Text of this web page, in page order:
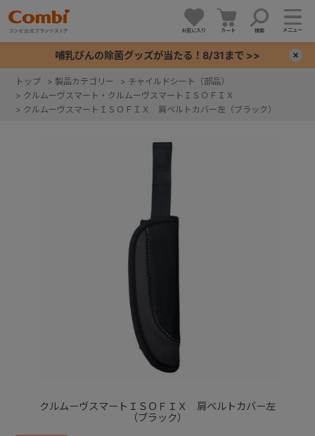
お気に入り カート 検索 メニュー
哺乳びんの除菌グッズが当たる！8/31まで >>
トップ > 製品カテゴリー > チャイルドシート（部品）
> クルムーヴスマート・クルムーヴスマートＩＳＯＦＩＸ
> クルムーヴスマートＩＳＯＦＩＸ 肩ベルトカバー左（ブラック）
クルムーヴスマートＩＳＯＦＩＸ 肩ベルトカバー左
（ブラック）